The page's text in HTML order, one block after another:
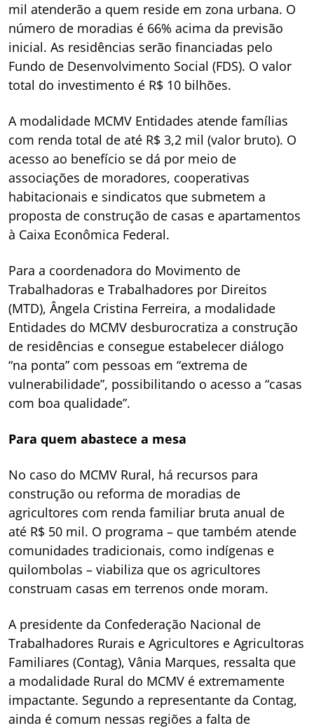
mil atenderão a quem reside em zona urbana. O
número de moradias é 66% acima da previsão
inicial. As residências serão financiadas pelo
Fundo de Desenvolvimento Social (FDS). O valor
total do investimento é R$ 10 bilhões.
A modalidade MCMV Entidades atende famílias
com renda total de até R$ 3,2 mil (valor bruto). O
acesso ao benefício se dá por meio de
associações de moradores, cooperativas
habitacionais e sindicatos que submetem a
proposta de construção de casas e apartamentos
à Caixa Econômica Federal.
Para a coordenadora do Movimento de
Trabalhadoras e Trabalhadores por Direitos
(MTD), Ângela Cristina Ferreira, a modalidade
Entidades do MCMV desburocratiza a construção
de residências e consegue estabelecer diálogo
“na ponta” com pessoas em “extrema de
vulnerabilidade”, possibilitando o acesso a “casas
com boa qualidade”.
Para quem abastece a mesa
No caso do MCMV Rural, há recursos para
construção ou reforma de moradias de
agricultores com renda familiar bruta anual de
até R$ 50 mil. O programa – que também atende
comunidades tradicionais, como indígenas e
quilombolas – viabiliza que os agricultores
construam casas em terrenos onde moram.
A presidente da Confederação Nacional de
Trabalhadores Rurais e Agricultores e Agricultoras
Familiares (Contag), Vânia Marques, ressalta que
a modalidade Rural do MCMV é extremamente
impactante. Segundo a representante da Contag,
ainda é comum nessas regiões a falta de